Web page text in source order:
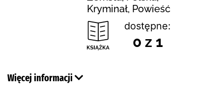
Kryminał, Powieść
dostępne:
0 z 1
Więcej informacji